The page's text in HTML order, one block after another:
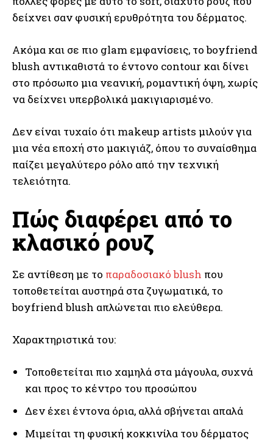
δείχνει σαν φυσική ερυθρότητα του δέρματος.
Ακόμα και σε πιο glam εμφανίσεις, το boyfriend
blush αντικαθιστά το έντονο contour και δίνει
στο πρόσωπο μια νεανική, ρομαντική όψη, χωρίς
να δείχνει υπερβολικά μακιγιαρισμένο.
Δεν είναι τυχαίο ότι makeup artists μιλούν για
μια νέα εποχή στο μακιγιάζ, όπου το συναίσθημα
παίζει μεγαλύτερο ρόλο από την τεχνική
τελειότητα.
Πώς διαφέρει από το
κλασικό ρουζ
Σε αντίθεση με το παραδοσιακό blush που
τοποθετείται αυστηρά στα ζυγωματικά, το
boyfriend blush απλώνεται πιο ελεύθερα.
Χαρακτηριστικά του:
Τοποθετείται πιο χαμηλά στα μάγουλα, συχνά
και προς το κέντρο του προσώπου
Δεν έχει έντονα όρια, αλλά σβήνεται απαλά
Μιμείται τη φυσική κοκκινίλα του δέρματος